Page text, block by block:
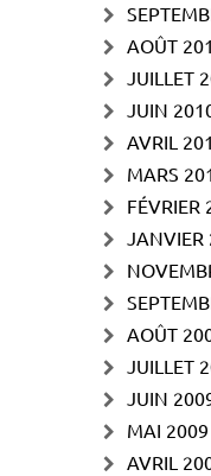
AOÛT
JUILLET
JUIN
AVRIL
MARS
FÉVRIER
JANVIER
AOÛT
JUILLET
JUIN
MAI 2009
AVRIL